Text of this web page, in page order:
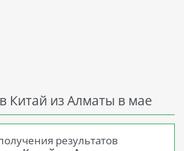
Китай из Алматы в мае
результатов